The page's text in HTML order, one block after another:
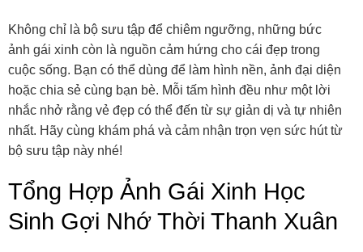
Không chỉ là bộ sưu tập để chiêm ngưỡng, những bức
ảnh gái xinh còn là nguồn cảm hứng cho cái đẹp trong
cuộc sống. Bạn có thể dùng để làm hình nền, ảnh đại diện
hoặc chia sẻ cùng bạn bè. Mỗi tấm hình đều như một lời
nhắc nhở rằng vẻ đẹp có thể đến từ sự giản dị và tự nhiên
nhất. Hãy cùng khám phá và cảm nhận trọn vẹn sức hút từ
bộ sưu tập này nhé!
Tổng Hợp Ảnh Gái Xinh Học
Sinh Gợi Nhớ Thời Thanh Xuân